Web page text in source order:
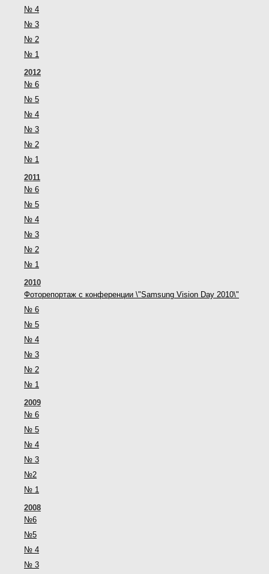
№ 4
№ 3
№ 2
№ 1
2012
№ 6
№ 5
№ 4
№ 3
№ 2
№ 1
2011
№ 6
№ 5
№ 4
№ 3
№ 2
№ 1
2010
Фоторепортаж с конференции \"Samsung Vision Day 2010\"
№ 6
№ 5
№ 4
№ 3
№ 2
№ 1
2009
№ 6
№ 5
№ 4
№ 3
№2
№ 1
2008
№6
№5
№ 4
№ 3